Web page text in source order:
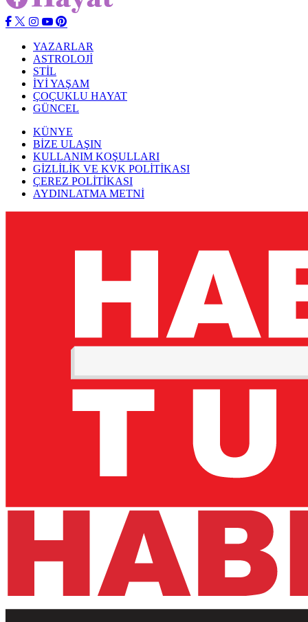
YAZARLAR
ASTROLOJİ
STİL
İYİ YAŞAM
ÇOÇUKLU HAYAT
GÜNCEL
KÜNYE
BİZE ULAŞIN
KULLANIM KOŞULLARI
GİZLİLİK VE KVK POLİTİKASI
ÇEREZ POLİTİKASI
AYDINLATMA METNİ